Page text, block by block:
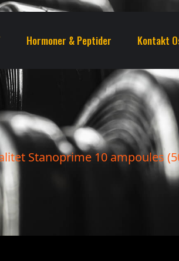
Hormoner & Peptider Kontakt
Stanoprime 10 ampoules